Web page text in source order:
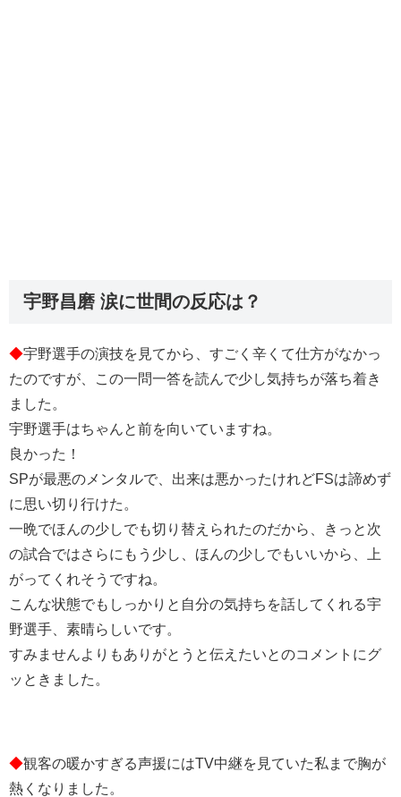
宇野昌磨 涙に世間の反応は？
◆宇野選手の演技を見てから、すごく辛くて仕方がなかっ
たのですが、この一問一答を読んで少し気持ちが落ち着き
ました。
宇野選手はちゃんと前を向いていますね。
良かった！
SPが最悪のメンタルで、出来は悪かったけれどFSは諦めず
に思い切り行けた。
一晩でほんの少しでも切り替えられたのだから、きっと次
の試合ではさらにもう少し、ほんの少しでもいいから、上
がってくれそうですね。
こんな状態でもしっかりと自分の気持ちを話してくれる宇
野選手、素晴らしいです。
すみませんよりもありがとうと伝えたいとのコメントにグ
ッときました。
◆観客の暖かすぎる声援にはTV中継を見ていた私まで胸が
熱くなりました。